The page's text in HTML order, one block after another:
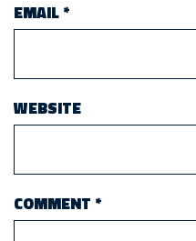
EMAIL*
WEBSITE
COMMENT *